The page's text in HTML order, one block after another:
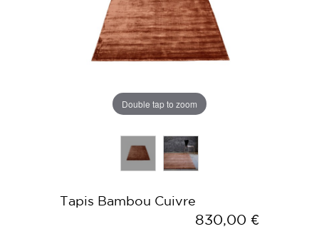
Double tap to zoom
Tapis Bambou Cuivre
830,00 €